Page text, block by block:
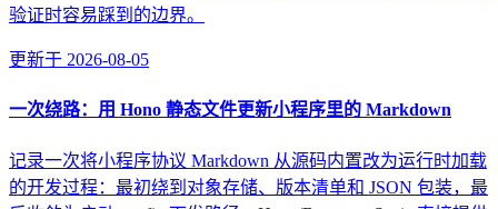
验证时容易踩到的边界。
更新于 2026-08-05
一次绕路：用 Hono 静态文件更新小程序里的 Markdown
记录一次将小程序协议 Markdown 从源码内置改为运行时加载
的开发过程：最初绕到对象存储、版本清单和 JSON 包装，最